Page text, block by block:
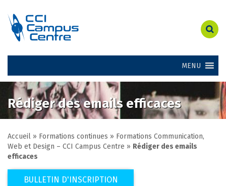
MENU
Rédiger des emails efficaces
Accueil » Formations continues » Formations Communication,
Web et Design – CCI Campus Centre » Rédiger des emails
efficaces
BULLETIN D'INSCRIPTION